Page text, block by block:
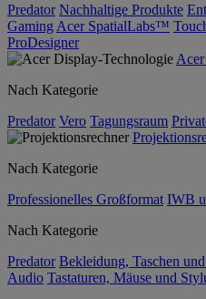
Predator Nachhaltige Produkte
Gaming Acer SpatialLabs™
ProDesigner
Nach Kategorie
Predator Vero Tagungsraum
Nach Kategorie
Professionelles Großformat IWB
Nach Kategorie
Predator Bekleidung, Taschen
Audio Tastaturen, Mäuse und